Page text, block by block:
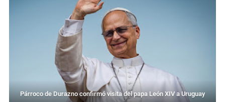
Párroco de Durazno confirmó visita del papa León XIV a Uruguay